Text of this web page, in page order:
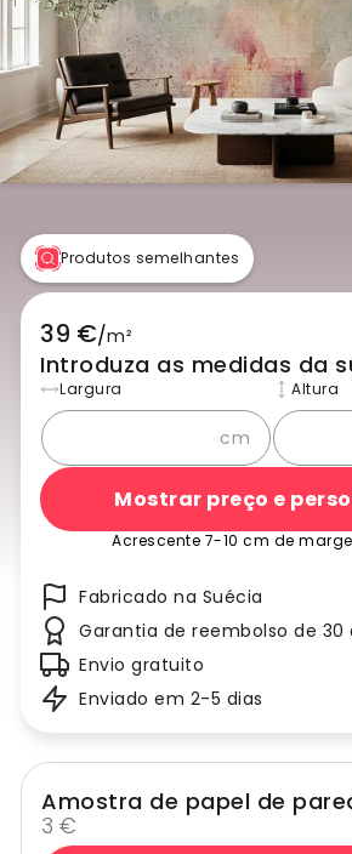
Produtos semelhantes
39 €/m²
Introduza as medidas da
Largura
cm
Altura
Mostrar preço e
Acrescente 7-10 cm de
Fabricado na Suécia
Garantia de reembolso de 30
Envio gratuito
Enviado em 2-5 dias
Amostra de papel de
3 €